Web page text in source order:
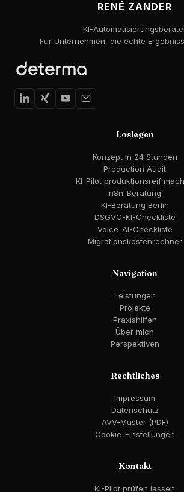
RENÉ ZANDER
KI-
Für Unternehmen, die echte
Loslegen
Konzept in 24 Stunden
Production Audit
KI-Pilot produktionsreif
n8n-Beratung
KI-Beratung Berlin
DSGVO-KI-Checkliste
Voice-AI-Checkliste
Migrationskostenrechner
Navigation
Leistungen
Projekte
Praxishilfen
Über mich
Perspektiven
Rechtliches
Impressum
Datenschutz
AVV-Muster (PDF)
Cookie-Einstellungen
Kontakt
KI-Pilot prüfen lassen